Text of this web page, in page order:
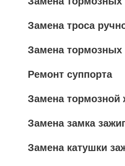
Замена троса
Замена тормозных
Ремонт суппорта
Замена тормозной
Замена замка
Замена катушки